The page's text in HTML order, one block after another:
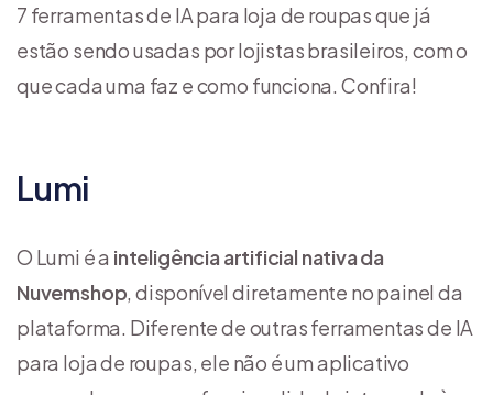
7 ferramentas de IA para loja de roupas que já
estão sendo usadas por lojistas brasileiros, com o
que cada uma faz e como funciona. Confira!
Lumi
O Lumi é a inteligência artificial nativa da
Nuvemshop, disponível diretamente no painel da
plataforma. Diferente de outras ferramentas de IA
para loja de roupas, ele não é um aplicativo